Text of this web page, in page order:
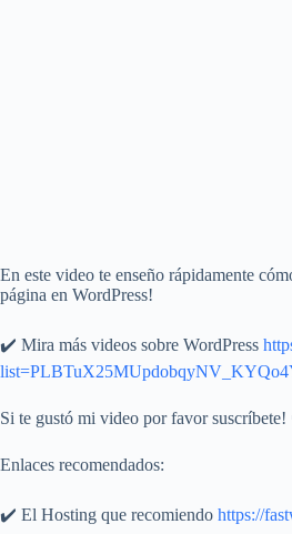
En este video te enseño rápidamente
página en WordPress!
✔️ Mira más videos sobre WordPress
Si te gustó mi video por favor suscríbete!
Enlaces recomendados:
✔️ El Hosting que recomiendo https://